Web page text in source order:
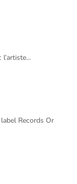
Records Or